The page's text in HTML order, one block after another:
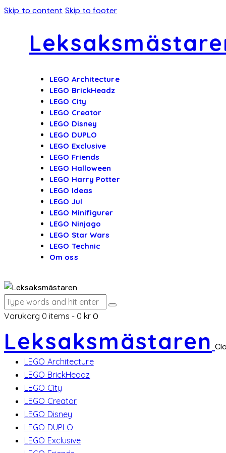
Skip to content Skip to footer
LEGO Architecture
LEGO BrickHeadz
LEGO City
LEGO Creator
LEGO Disney
LEGO DUPLO
LEGO Exclusive
LEGO Friends
LEGO Halloween
LEGO Harry Potter
LEGO Ideas
LEGO Jul
LEGO Minifigurer
LEGO Ninjago
LEGO Star Wars
LEGO Technic
Om oss
Varukorg 0 items - 0 kr 0
Leksaksmästaren
LEGO Architecture
LEGO BrickHeadz
LEGO City
LEGO Creator
LEGO Disney
LEGO DUPLO
LEGO Exclusive